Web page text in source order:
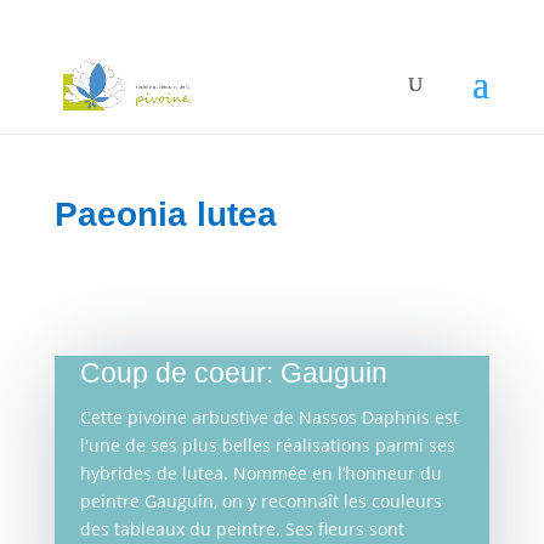
Paeonia lutea
Coup de coeur: Gauguin
Cette pivoine arbustive de Nassos Daphnis est
l'une de ses plus belles réalisations parmi ses
hybrides de lutea. Nommée en l’honneur du
peintre Gauguin, on y reconnaît les couleurs
des tableaux du peintre. Ses fleurs sont